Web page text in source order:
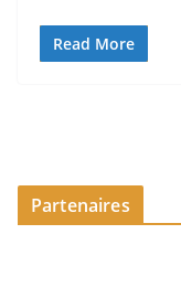
Read More
Partenaires